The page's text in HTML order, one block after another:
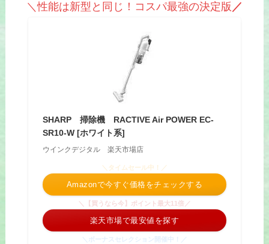
＼性能は新型と同じ！コスパ最強の決定版 ／
SHARP 掃除機 RACTIVE Air POWER EC-
SR10-W [ホワイト系]
ウインクデジタル 楽天市場店
＼タイムセール中！／
Amazonで今すぐ価格をチェックする
＼【買うなら今】ポイント最大11倍／
楽天市場で最安値を探す
＼ボーナスセレクション開催中！／